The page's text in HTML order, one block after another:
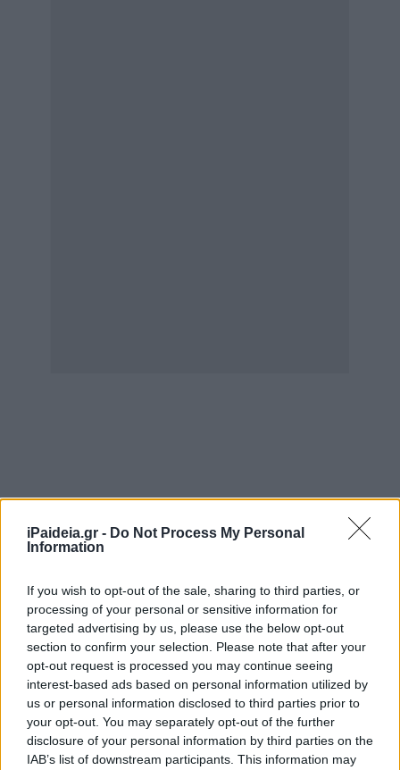
iPaideia.gr - Do Not Process My Personal
Information
If you wish to opt-out of the sale, sharing to third parties, or
processing of your personal or sensitive information for
targeted advertising by us, please use the below opt-out
section to confirm your selection. Please note that after your
opt-out request is processed you may continue seeing
interest-based ads based on personal information utilized by
us or personal information disclosed to third parties prior to
your opt-out. You may separately opt-out of the further
disclosure of your personal information by third parties on the
IAB’s list of downstream participants. This information may
Το πετρέλαιο θέρμανσης και τότε και σήμερα έχει
σχεδόν την ίδια τιμή (1,17 από 1,12), μόνον που τώρα
έχει ενσωματωμένη και την κρατική επιδότηση των 0,25
επιδότηση θα ήταν αυτή την στιγμή «φουσκωμένη» κατά
21%.
Πόσο θα μειωθούν οι τιμές στην αντλία
Με άλλα λόγια, η διεθνής τιμή πετρελαίου μπορεί να
έχει επιστρέψει σε άλλες καλύτερες εποχές -και
συγκεκριμένα στον Δεκέμβριο του 2021- όχι όμως και οι
τιμές λιανικής στην χώρα μας που … επιμένουν να είναι
αυξημένες.